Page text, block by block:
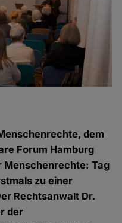
dem
Forum Hamburg
Menschenrechte: Tag
zu einer
Rechtsanwalt Dr.
der